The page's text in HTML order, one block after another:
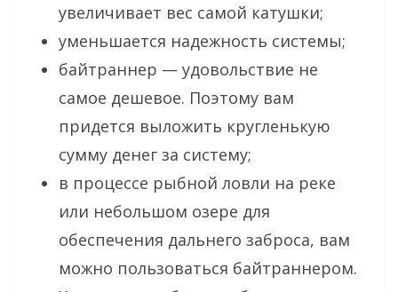
увеличивает вес самой катушки;
уменьшается надежность системы;
байтраннер — удовольствие не
самое дешевое. Поэтому вам
придется выложить кругленькую
сумму денег за систему;
в процессе рыбной ловли на реке
или небольшом озере для
обеспечения дальнего заброса, вам
можно пользоваться байтраннером.